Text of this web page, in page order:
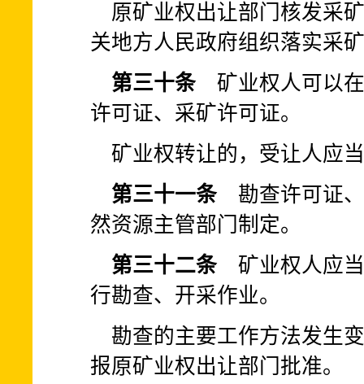
原矿业权出让部门核发采
关地方人民政府组织落实采
第三十条矿业权人可以在
许可证、采矿许可证。
矿业权转让的，受让人应
第三十一条勘查许可证、
然资源主管部门制定。
第三十二条矿业权人应当
行勘查、开采作业。
勘查的主要工作方法发生
报原矿业权出让部门批准。